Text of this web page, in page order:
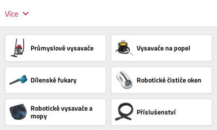
Více
Průmyslové vysavače Vysavače na popel
Dílenské fukary Robotické čističe oken
Robotické vysavače a
mopy Příslušenství